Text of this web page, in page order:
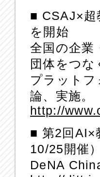
■ CSAJ×超
を開始
全国の企業
団体をつな
プラットフ
論、実施。
http://
■ 第2回AI×
10/25開催
DeNA